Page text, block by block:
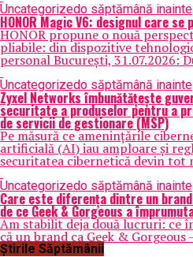
Uncategorizedo săptămână inainte
HONOR Magic V6: designul care se
HONOR propune o nouă
pliabile: din dispozitive
personal București, 31.07.2026:
Uncategorizedo săptămână inainte
Zyxel Networks îmbunătățește
securitate a produselor pentru a
de servicii de gestionare (MSP)
Pe măsură ce amenințările
artificială (AI) iau amploare și
securitatea cibernetică devin tot
Uncategorizedo săptămână inainte
Care este diferența dintre un
de ce Geek & Gorgeous a
Am stabilit deja două lucruri: ce
că un brand ca Geek & Gorgeous
Știrile Săptămânii